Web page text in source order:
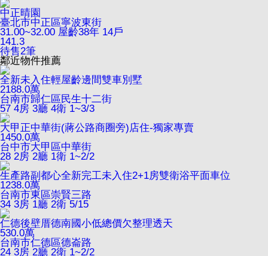
中正晴園
臺北市中正區寧波東街
31.00~32.00 屋齡38年 14戶
141.3
待售2筆
鄰近物件推薦
全新未入住輕屋齡邊間雙車別墅
2188.0萬
台南市歸仁區民生十二街
57 4房 3廳 4衛 1~3/3
大甲正中華街(蔣公路商圈旁)店住-獨家專賣
1450.0萬
台中市大甲區中華街
28 2房 2廳 1衛 1~2/2
生產路副都心全新完工未入住2+1房雙衛浴平面車位
1238.0萬
台南市東區崇賢三路
34 3房 1廳 2衛 5/15
仁德後壁厝德南國小低總價欠整理透天
530.0萬
台南市仁德區德崙路
24 3房 2廳 2衛 1~2/2